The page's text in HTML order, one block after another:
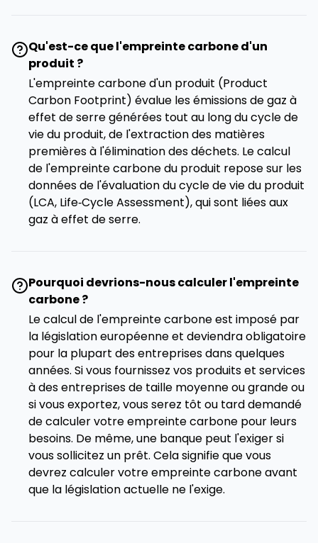
Qu'est-ce que l'empreinte carbone d'un
produit ?
L'empreinte carbone d'un produit (Product
Carbon Footprint) évalue les émissions de gaz à
effet de serre générées tout au long du cycle de
vie du produit, de l'extraction des matières
premières à l'élimination des déchets. Le calcul
de l'empreinte carbone du produit repose sur les
données de l'évaluation du cycle de vie du produit
(LCA, Life‑Cycle Assessment), qui sont liées aux
gaz à effet de serre.
Pourquoi devrions-nous calculer l'empreinte
carbone ?
Le calcul de l'empreinte carbone est imposé par
la législation européenne et deviendra obligatoire
pour la plupart des entreprises dans quelques
années. Si vous fournissez vos produits et services
à des entreprises de taille moyenne ou grande ou
si vous exportez, vous serez tôt ou tard demandé
de calculer votre empreinte carbone pour leurs
besoins. De même, une banque peut l'exiger si
vous sollicitez un prêt. Cela signifie que vous
devrez calculer votre empreinte carbone avant
que la législation actuelle ne l'exige.